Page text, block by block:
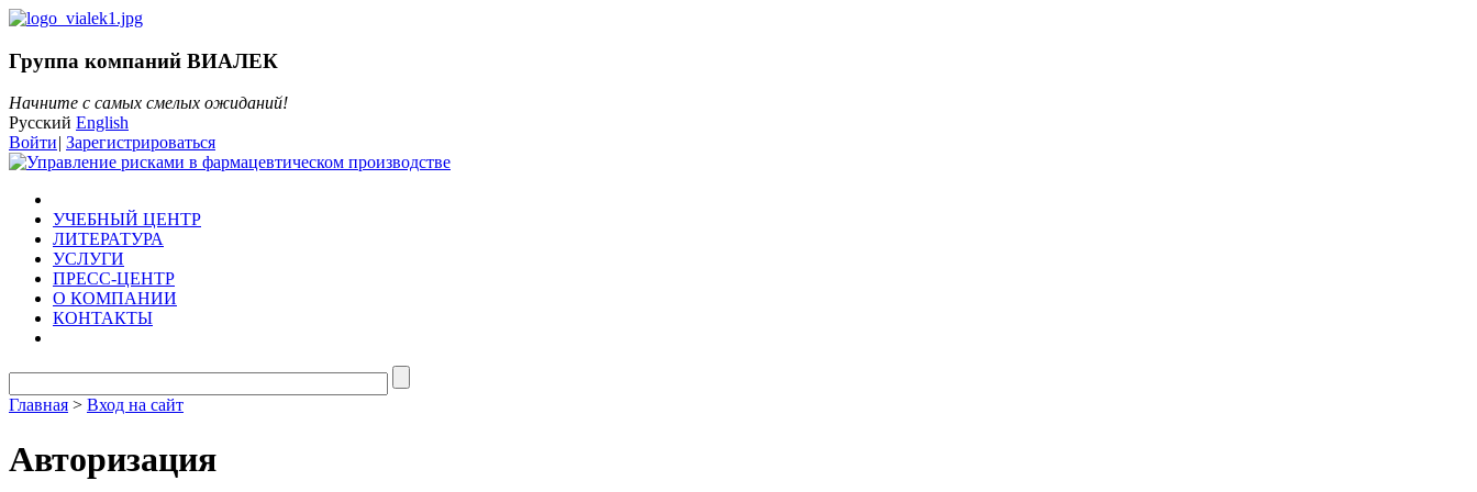
Группа компаний ВИАЛЕК
Начните с самых смелых ожиданий!
Русский English
Войти| Зарегистрироваться
УЧЕБНЫЙ ЦЕНТР
ЛИТЕРАТУРА
УСЛУГИ
ПРЕСС-ЦЕНТР
О КОМПАНИИ
КОНТАКТЫ
Главная > Вход на сайт
Авторизация